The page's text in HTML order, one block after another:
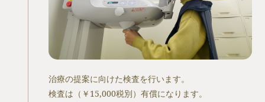
治療の提案に向けた検査を行います。
検査は（￥15,000税別）有償になります。